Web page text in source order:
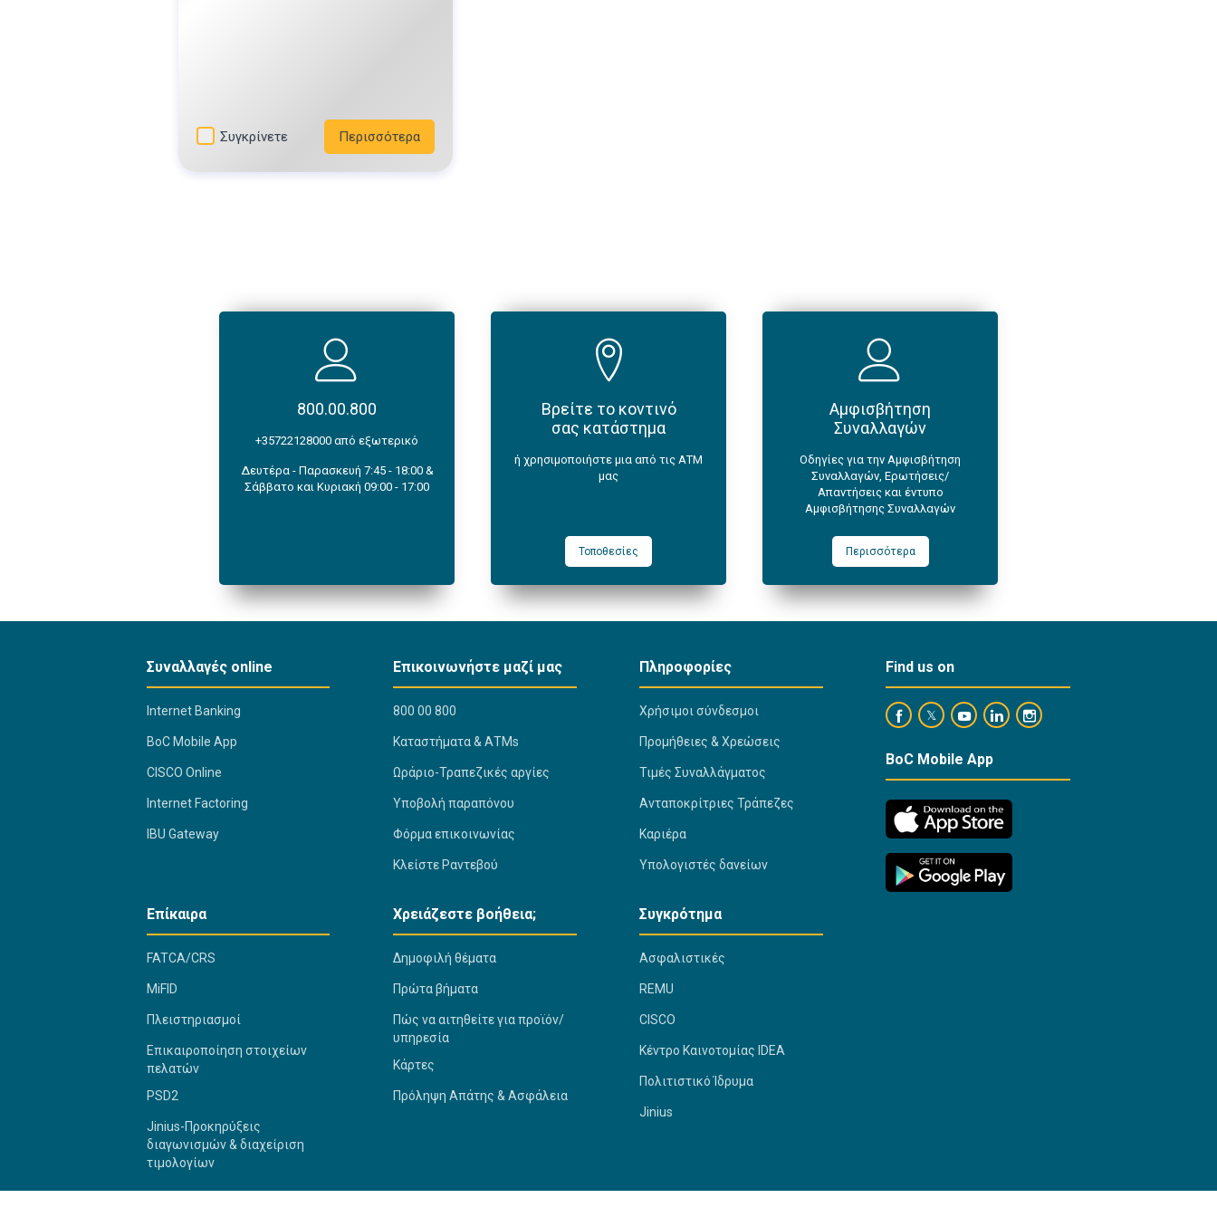
Συγκρίνετε Περισσότερα
800.00.800
+35722128000 από εξωτερικό
Δευτέρα - Παρασκευή 7:45 - 18:00 &
Σάββατο και Κυριακή 09:00 - 17:00
Βρείτε το κοντινό
σας κατάστημα
ή χρησιμοποιήστε μια από τις ΑΤΜ
μας
Τοποθεσίες
Αμφισβήτηση
Συναλλαγών
Οδηγίες για την Αμφισβήτηση
Συναλλαγών, Ερωτήσεις/
Απαντήσεις και έντυπο
Αμφισβήτησης Συναλλαγών
Περισσότερα
Συναλλαγές online
Internet Banking
BoC Mobile App
CISCO Online
Internet Factoring
IBU Gateway
Επικοινωνήστε μαζί μας
800 00 800
Kαταστήματα & ΑΤΜs
Ωράριο-Τραπεζικές αργίες
Υποβολή παραπόνου
Φόρμα επικοινωνίας
Κλείστε Ραντεβού
Πληροφορίες
Χρήσιμοι σύνδεσμοι
Προμήθειες & Χρεώσεις
Τιμές Συναλλάγματος
Ανταποκρίτριες Τράπεζες
Καριέρα
Υπολογιστές δανείων
Επίκαιρα
FATCA/CRS
MiFID
Πλειστηριασμοί
Επικαιροποίηση στοιχείων
πελατών
PSD2
Jinius-Προκηρύξεις
διαγωνισμών & διαχείριση
τιμολογίων
Χρειάζεστε βοήθεια;
Δημοφιλή θέματα
Πρώτα βήματα
Πώς να αιτηθείτε για προϊόν/
υπηρεσία
Κάρτες
Πρόληψη Απάτης & Ασφάλεια
Συγκρότημα
Ασφαλιστικές
REMU
CISCO
Κέντρο Καινοτομίας IDEA
Πολιτιστικό Ίδρυμα
Jinius
Find us on
https://www.facebook.com/BankofCyprusOfficial
https://twitter.com/bankofcyprus_
https://www.youtube.com/user/
https://www.linkedin.com/company/
https://www.instagram.com/
BoC Mobile App